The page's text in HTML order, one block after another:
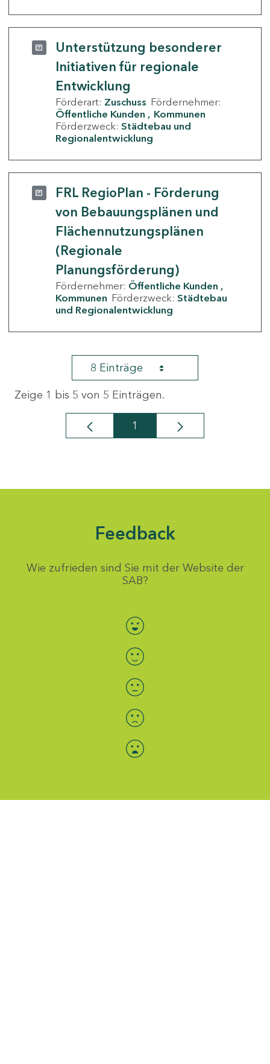
Unterstützung besonderer
Initiativen für regionale
Entwicklung
Förderart: Zuschuss Fördernehmer:
Öffentliche Kunden
Kommunen
Förderzweck: Städtebau und
Regionalentwicklung
FRL RegioPlan - Förderung
von Bebauungsplänen und
Flächennutzungsplänen
(Regionale
Planungsförderung)
Fördernehmer: Öffentliche Kunden
Kommunen Förderzweck: Städtebau
und Regionalentwicklung
8 Einträge
Zeige 1 bis 5 von 5 Einträgen.
Seite
1
Feedback
Wie zufrieden sind Sie mit der Website der
SAB?
Bewertung auswählen